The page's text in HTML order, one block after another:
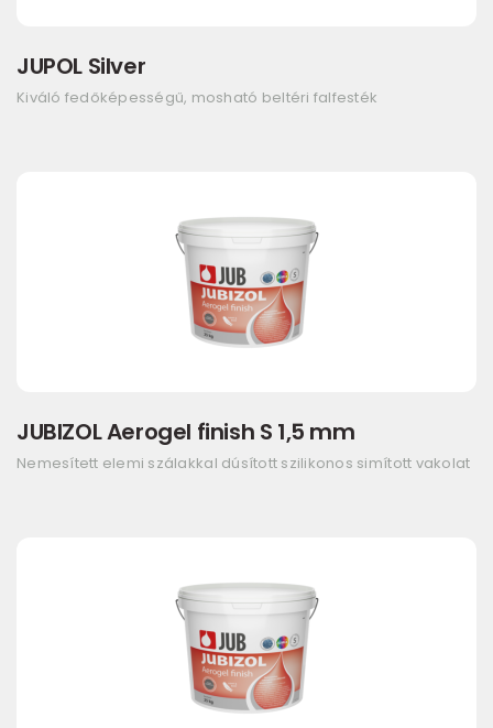
JUPOL Silver
Kiváló fedőképességű, mosható beltéri falfesték
JUBIZOL Aerogel finish S 1,5 mm
Nemesített elemi szálakkal dúsított szilikonos simított vakolat